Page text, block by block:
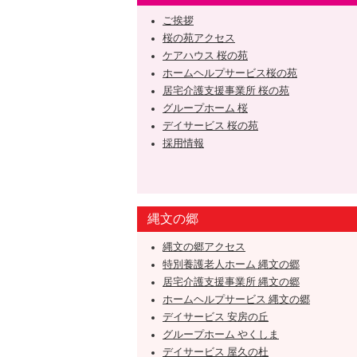
ご挨拶
桜の苑アクセス
ケアハウス 桜の苑
ホームヘルプサービス桜の苑
居宅介護支援事業所 桜の苑
グループホーム 桜
デイサービス 桜の苑
採用情報
縄文の郷
縄文の郷アクセス
特別養護老人ホーム 縄文の郷
居宅介護支援事業所 縄文の郷
ホームヘルプサービス 縄文の郷
デイサービス 安房の丘
グループホーム やくしま
デイサービス 屋久の杜